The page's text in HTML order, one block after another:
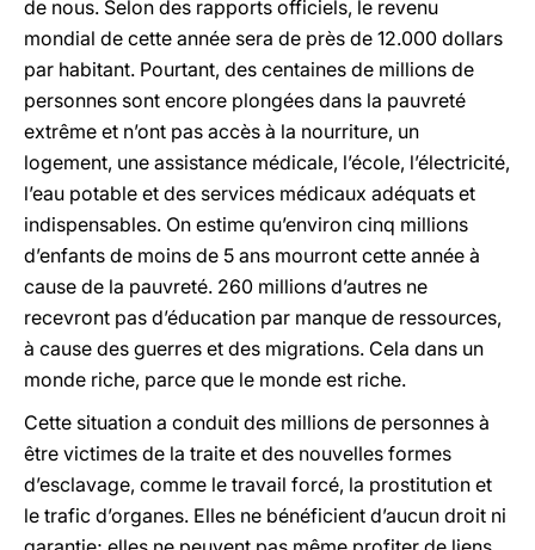
de nous. Selon des rapports officiels, le revenu
mondial de cette année sera de près de 12.000 dollars
par habitant. Pourtant, des centaines de millions de
personnes sont encore plongées dans la pauvreté
extrême et n’ont pas accès à la nourriture, un
logement, une assistance médicale, l’école, l’électricité,
l’eau potable et des services médicaux adéquats et
indispensables. On estime qu’environ cinq millions
d’enfants de moins de 5 ans mourront cette année à
cause de la pauvreté. 260 millions d’autres ne
recevront pas d’éducation par manque de ressources,
à cause des guerres et des migrations. Cela dans un
monde riche, parce que le monde est riche.
Cette situation a conduit des millions de personnes à
être victimes de la traite et des nouvelles formes
d’esclavage, comme le travail forcé, la prostitution et
le trafic d’organes. Elles ne bénéficient d’aucun droit ni